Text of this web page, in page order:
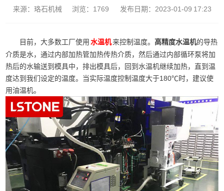
来源：珞石机械 浏览：1769 发布日期：2023-01-09 17:23
目前，大多数工厂使用 水温机来控制温度。高精度水温机的导热
介质是水，通过内部加热管加热传热介质，然后通过内部循环泵将加
热后的水输送到模具中，排出模具后，回到水温机继续加热，直到温
度达到我们设定的温度。当实际温度控制温度大于180℃时，建议使
用油温机。